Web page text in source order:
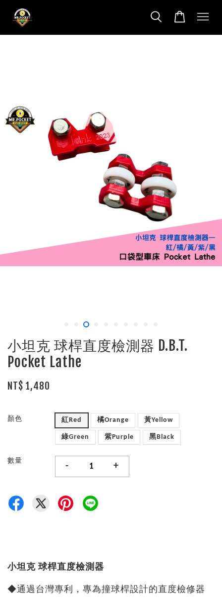
小坦克 球桿直度檢測器 D.B.T.
Pocket Lathe
NT$ 1,480
顏色 紅Red 橘Orange 黃Yellow
綠Green 紫Purple 黑Black
數量
- +
小坦克 球桿直度檢測器
◆通過台灣專利，專為撞球桿設計的直度檢修器